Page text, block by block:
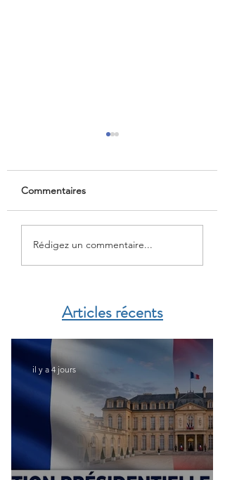
Préparer sa retraite au
Maroc en toute
sérénité
Commentaires
Rédigez un commentaire...
Articles récents
il y a 4 jours